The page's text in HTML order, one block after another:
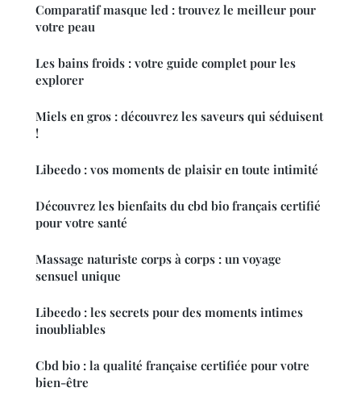
Comparatif masque led : trouvez le meilleur pour
votre peau
Les bains froids : votre guide complet pour les
explorer
Miels en gros : découvrez les saveurs qui séduisent
!
Libeedo : vos moments de plaisir en toute intimité
Découvrez les bienfaits du cbd bio français certifié
pour votre santé
Massage naturiste corps à corps : un voyage
sensuel unique
Libeedo : les secrets pour des moments intimes
inoubliables
Cbd bio : la qualité française certifiée pour votre
bien-être